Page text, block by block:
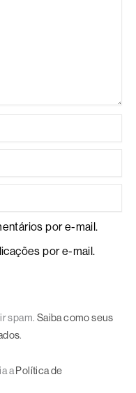
por e-mail.
por e-mail.
spam. Saiba como seus
.
a Política de